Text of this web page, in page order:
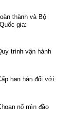
thành và Bộ
gia:
trình vận hành
hạn hán đối với
nổ mìn đầo